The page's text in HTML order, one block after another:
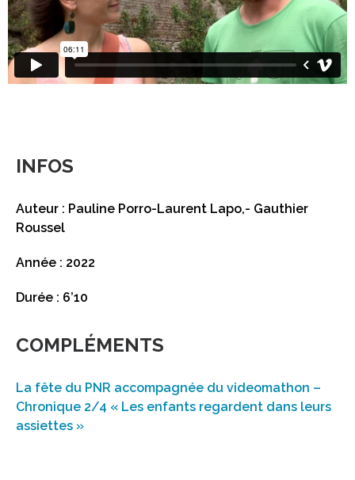
INFOS
Auteur : Pauline Porro-Laurent Lapo,- Gauthier
Roussel
Année : 2022
Durée : 6’10
COMPLÉMENTS
La fête du PNR accompagnée du videomathon –
Chronique 2/4 « Les enfants regardent dans leurs
assiettes »